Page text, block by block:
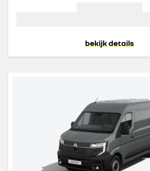
bekijk details